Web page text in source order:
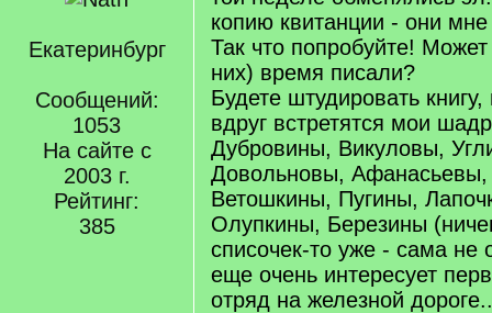
Екатеринбург
Сообщений:
1053
На сайте с
2003 г.
Рейтинг:
385
копию квитанции - они
Так что попробуйте!
них) время писали?
Будете штудировать
вдруг встретятся мои
Дубровины, Викуловы,
Довольновы,
Ветошкины, Пугины,
Олупкины, Березины
списочек-то уже - сама
еще очень интересует
отряд на железной